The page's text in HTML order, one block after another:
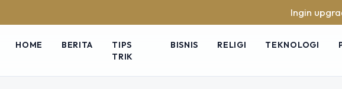
Ingin upgrade skill
HOME BERITA
TIPS
TRIK
BISNIS RELIGI TEKNOLOGI